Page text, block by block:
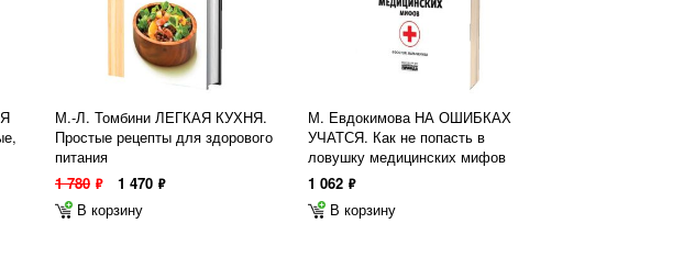
М.-Л. Томбини ЛЕГКАЯ КУХНЯ.
Простые рецепты для здорового
питания
1 780 ф 1 470 ф
В корзину
М. Евдокимова НА ОШИБКАХ
УЧАТСЯ. Как не попасть в
ловушку медицинских мифов
1 062 ф
В корзину